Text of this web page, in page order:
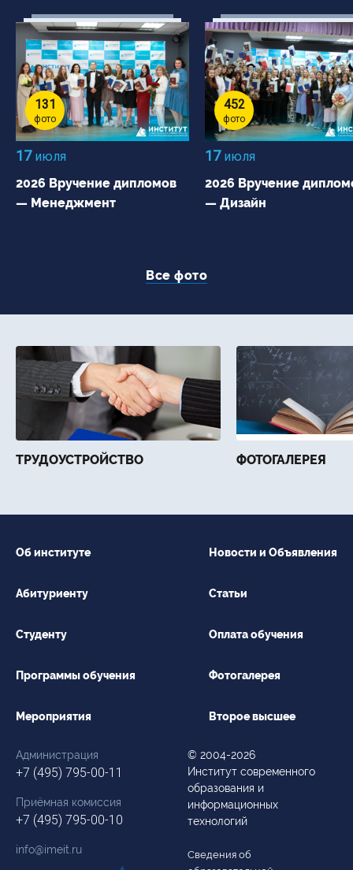
131
фото
17июля
2026 Вручение дипломов
— Менеджмент
452
фото
17июля
2026 Вручение
— Дизайн
Все фото
ТРУДОУСТРОЙСТВО ФОТОГАЛЕРЕЯ
Об институте
Абитуриенту
Студенту
Программы обучения
Мероприятия
Новости и Объявления
Статьи
Оплата обучения
Фотогалерея
Второе высшее
Администрация
+7 (495) 795-00-11
Приёмная комиссия
+7 (495) 795-00-10
info@imeit.ru
© 2004-2026
Институт современного
образования и
информационных
технологий
Сведения об